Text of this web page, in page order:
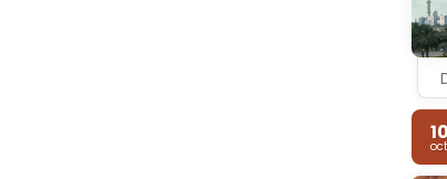
oct